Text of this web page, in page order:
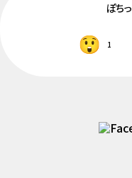
ぽち
1